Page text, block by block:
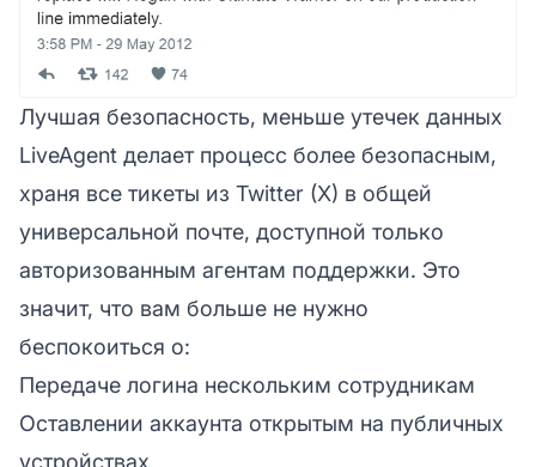
Лучшая безопасность, меньше утечек данных
LiveAgent делает процесс более безопасным,
храня все тикеты из Twitter (X) в общей
универсальной почте, доступной только
авторизованным агентам поддержки. Это
значит, что вам больше не нужно
беспокоиться о:
Передаче логина нескольким сотрудникам
Оставлении аккаунта открытым на публичных
устройствах